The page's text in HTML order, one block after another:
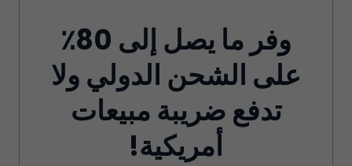
وفر ما يصل إلى 80٪
على الشحن الدولي ولا
تدفع ضريبة مبيعات
أمريكية!